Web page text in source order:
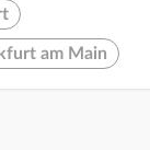
am Main